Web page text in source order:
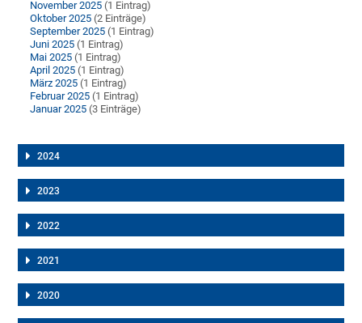
November 2025 (1 Eintrag)
Oktober 2025 (2 Einträge)
September 2025 (1 Eintrag)
Juni 2025 (1 Eintrag)
Mai 2025 (1 Eintrag)
April 2025 (1 Eintrag)
März 2025 (1 Eintrag)
Februar 2025 (1 Eintrag)
Januar 2025 (3 Einträge)
2024
2023
2022
2021
2020